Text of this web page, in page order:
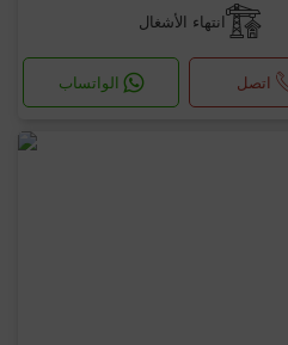
انتهاء الأشغال
اتصل الواتساب